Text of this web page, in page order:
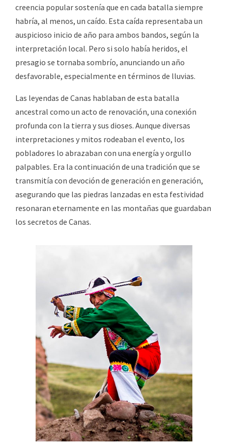
creencia popular sostenía que en cada batalla siempre
habría, al menos, un caído. Esta caída representaba un
auspicioso inicio de año para ambos bandos, según la
interpretación local. Pero si solo había heridos, el
presagio se tornaba sombrío, anunciando un año
desfavorable, especialmente en términos de lluvias.
Las leyendas de Canas hablaban de esta batalla
ancestral como un acto de renovación, una conexión
profunda con la tierra y sus dioses. Aunque diversas
interpretaciones y mitos rodeaban el evento, los
pobladores lo abrazaban con una energía y orgullo
palpables. Era la continuación de una tradición que se
transmitía con devoción de generación en generación,
asegurando que las piedras lanzadas en esta festividad
resonaran eternamente en las montañas que guardaban
los secretos de Canas.